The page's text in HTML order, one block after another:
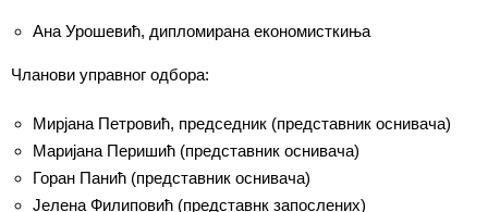
Ана Урошевић, дипломирана економисткиња
Чланови управног одбора:
Мирјана Петровић, председник (представник оснивача)
Маријана Перишић (представник оснивача)
Горан Панић (представник оснивача)
Јелена Филиповић (представнк запослених)